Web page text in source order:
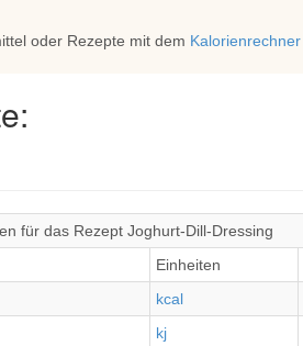
oder Rezepte mit dem Kalorienrechner
für das Rezept Joghurt-Dill-Dressing
Einheiten
kcal
kj